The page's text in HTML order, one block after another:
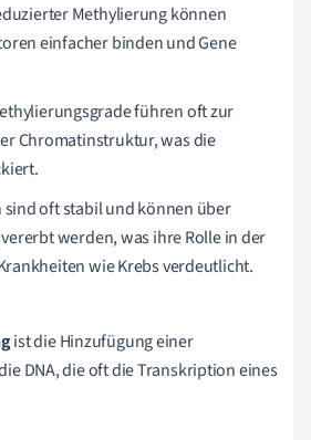
Methylierung können
einfacher binden und Gene
führen oft zur
Chromatinstruktur, was die
sind oft stabil und können über
werden, was ihre Rolle in der
wie Krebs verdeutlicht.
ist die Hinzufügung einer
DNA, die oft die Transkription eines